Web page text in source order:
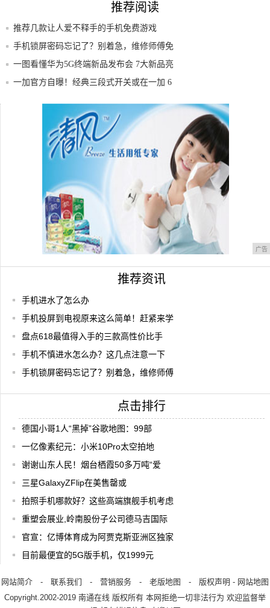
推荐阅读
推荐几款让人爱不释手的手机免费游戏
手机锁屏密码忘记了？别着急，维修师傅免
费给你
一图看懂华为5G终端新品发布会 7大新品亮
相
一加官方自曝！经典三段式开关或在一加 6
手机进水怎么办？小米总经理实测这个方法
广告
推荐资讯
手机进水了怎么办
手机投屏到电视原来这么简单！赶紧来学
盘点618最值得入手的三款高性价比手
手机不慎进水怎么办？这几点注意一下
手机锁屏密码忘记了？别着急，维修师傅
点击排行
德国小哥1人“黑掉”谷歌地图：99部
一亿像素纪元：小米10Pro太空拍地
谢谢山东人民！烟台栖霞50多万吨“爱
三星GalaxyZFlip在美售罄或
拍照手机哪款好？这些高端旗舰手机考虑
重塑会展业,岭南股份子公司德马吉国际
官宣：亿博体育成为阿贾克斯亚洲区独家
目前最便宜的5G版手机，仅1999元
网站简介 - 联系我们 - 营销服务 - 老版地图 - 版权声明 - 网站地图
Copyright.2002-2019 南通在线 版权所有 本网拒绝一切非法行为 欢迎监督举